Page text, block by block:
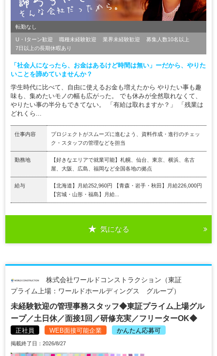
転勤なし
U・Iターン歓迎 職種未経験歓迎 業界未経験歓迎
募集人数10名以上
7日以上の長期休暇あり
「社会人になったら、お金はあるけど時間は無い」ーだから、やりた
いことを諦めていませんか？
学生時代に比べて、自由に使えるお金も増えたから やりたい事も趣
味も、集めたいモノの幅も広がった。 でも休みが全然取れなくて、
やりたい事の半分もできてない。 「有給は取れますか？」 「残業は
どれくら...
仕事内容
プロジェクトがスムーズに進むよう、資料作成・進行のチェッ
ク・スタッフの管理などを担当
勤務地
【好きなエリアで就業可能】札幌、仙台、東京、横浜、名古
屋、大阪、広島、福岡など全国各地の拠点
給与
【北海道】月給252,960円 【青森・岩手・秋田】月給226,000円
【宮城・山形・福島】月給...
気になる
株式会社ワールドコンストラクション（東証
プライム上場：ワールドホールディングス グループ）
未経験歓迎の管理事務スタッフ◆東証プライム上場グル
ープ／土日休／面接1回／研修充実／フリーターOK◆
正社員 WEB面接可能企業 かんたん応募可
掲載終了日：2026/8/27